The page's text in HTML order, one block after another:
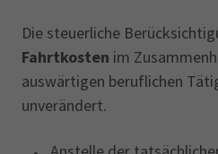
Die steuerliche
Fahrtkosten im
auswärtigen beruflichen
unverändert.